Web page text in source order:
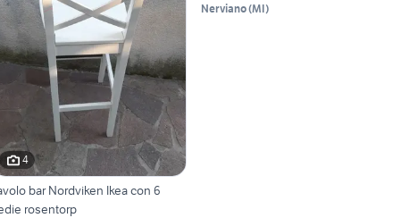
4
bar Nordviken Ikea con 6
rosentorp
Nerviano(MI)